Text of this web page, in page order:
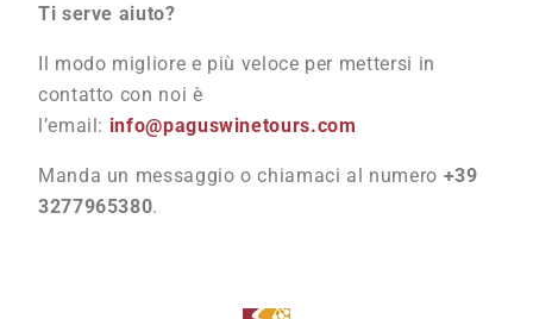
Ti serve aiuto?
Il modo migliore e più veloce per mettersi in
contatto con noi è
l’email: info@paguswinetours.com
Manda un messaggio o chiamaci al numero +39
3277965380.